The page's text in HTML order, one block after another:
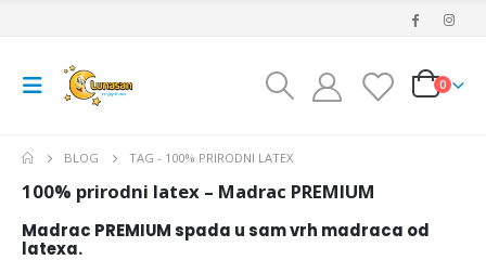
0
BLOG TAG - 100% PRIRODNI LATEX
100% prirodni latex – Madrac PREMIUM
Madrac PREMIUM spada u sam vrh madraca od
latexa.